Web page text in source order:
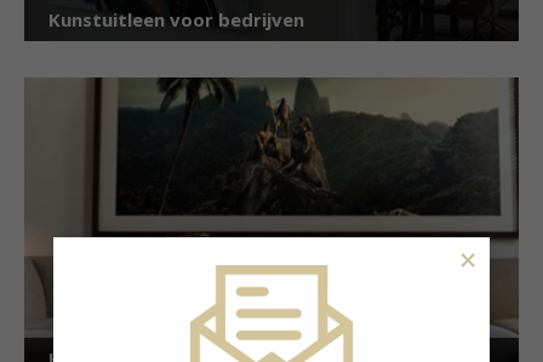
Kunstuitleen voor bedrijven
×